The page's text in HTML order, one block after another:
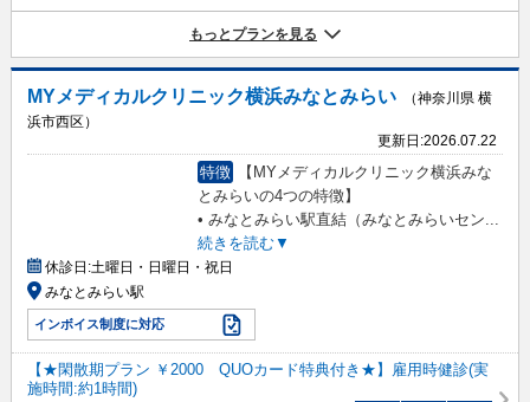
もっとプランを見る
MYメディカルクリニック横浜みなとみらい
（神奈川県 横
浜市西区）
更新日:2026.07.22
特徴
【MYメディカルクリニック横浜みな
とみらいの4つの特徴】
• みなとみらい駅直結（みなとみらいセン...
続きを読む▼
休診日:土曜日・日曜日・祝日
みなとみらい駅
インボイス制度に対応
【★閑散期プラン ￥2000 QUOカード特典付き★】雇用時健診(実
施時間:約1時間)